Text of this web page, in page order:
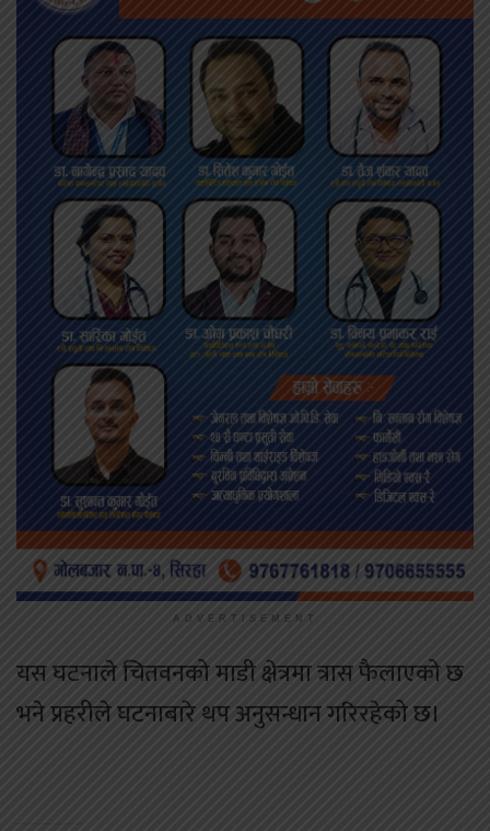
ADVERTISEMENT
यस घटनाले चितवनको माडी क्षेत्रमा त्रास फैलाएको छ
भने प्रहरीले घटनाबारे थप अनुसन्धान गरिरहेको छ।